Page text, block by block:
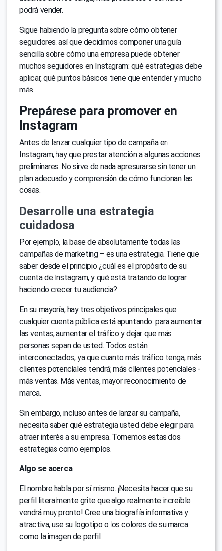
podrá vender.
Sigue habiendo la pregunta sobre cómo obtener
seguidores, así que decidimos componer una guía
sencilla sobre cómo una empresa puede obtener
muchos seguidores en Instagram: qué estrategias debe
aplicar, qué puntos básicos tiene que entender y mucho
más.
Prepárese para promover en
Instagram
Antes de lanzar cualquier tipo de campaña en
Instagram, hay que prestar atención a algunas acciones
preliminares. No sirve de nada apresurarse sin tener un
plan adecuado y comprensión de cómo funcionan las
cosas.
Desarrolle una estrategia
cuidadosa
Por ejemplo, la base de absolutamente todas las
campañas de marketing – es una estrategia. Tiene que
saber desde el principio ¿cuál es el propósito de su
cuenta de Instagram, y qué está tratando de lograr
haciendo crecer tu audiencia?
En su mayoría, hay tres objetivos principales que
cualquier cuenta pública está apuntando: para aumentar
las ventas, aumentar el tráfico y dejar que más
personas sepan de usted. Todos están
interconectados, ya que cuanto más tráfico tenga, más
clientes potenciales tendrá; más clientes potenciales -
más ventas. Más ventas, mayor reconocimiento de
marca.
Sin embargo, incluso antes de lanzar su campaña,
necesita saber qué estrategia usted debe elegir para
atraer interés a su empresa. Tomemos estas dos
estrategias como ejemplos.
Algo se acerca
El nombre habla por sí mismo. ¡Necesita hacer que su
perfil literalmente grite que algo realmente increíble
vendrá muy pronto! Cree una biografía informativa y
atractiva, use su logotipo o los colores de su marca
como la imagen de perfil.